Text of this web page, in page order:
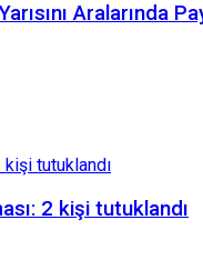
Aralarında
2 kişi tutuklandı